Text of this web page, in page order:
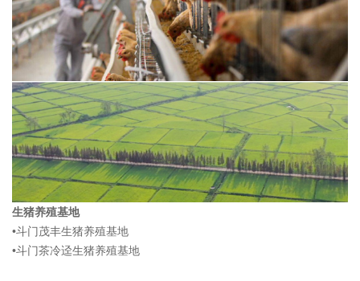
生猪养殖基地
•斗门茂丰生猪养殖基地
•斗门茶冷迳生猪养殖基地